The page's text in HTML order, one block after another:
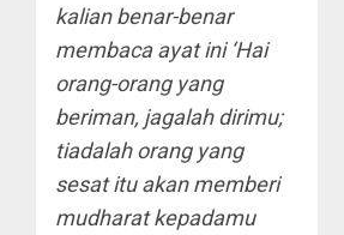
kalian benar-benar
membaca ayat ini ‘Hai
orang-orang yang
beriman, jagalah dirimu;
tiadalah orang yang
sesat itu akan memberi
mudharat kepadamu